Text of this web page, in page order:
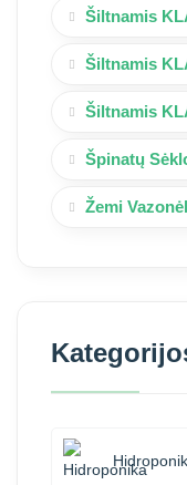
Šiltnamis
Šiltnamis
Šiltnamis
Špinatų
Žemi